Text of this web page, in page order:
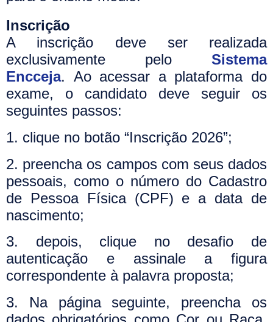
Inscrição
A inscrição deve ser realizada
exclusivamente pelo Sistema
Encceja. Ao acessar a plataforma do
exame, o candidato deve seguir os
seguintes passos:
1. clique no botão “Inscrição 2026”;
2. preencha os campos com seus dados
pessoais, como o número do Cadastro
de Pessoa Física (CPF) e a data de
nascimento;
3. depois, clique no desafio de
autenticação e assinale a figura
correspondente à palavra proposta;
3. Na página seguinte, preencha os